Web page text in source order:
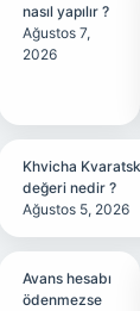
nasıl yapılır ?
Ağustos 7,
2026
Khvicha
değeri nedir ?
Ağustos 5, 2026
Avans hesabı
ödenmezse